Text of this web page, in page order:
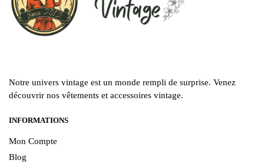
Notre univers vintage est un monde rempli de surprise. Venez
découvrir nos vêtements et accessoires vintage.
INFORMATIONS
Mon Compte
Blog